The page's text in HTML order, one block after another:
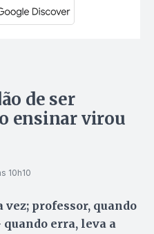
de ser
ensinar virou
10h10
vez; professor, quando
erra, leva a